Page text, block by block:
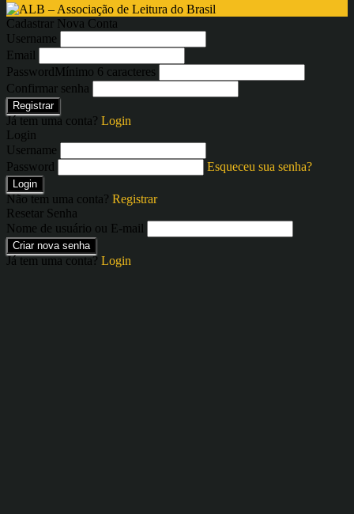
Cadastrar Nova Conta
Username
Email
PasswordMínimo 6 caracteres
Confirmar senha
Registrar
Já tem uma conta? Login
Login
Username
Password
Esqueceu sua senha?
Login
Não tem uma conta? Registrar
Resetar Senha
Nome de usuário ou E-mail
Criar nova senha
Já tem uma conta? Login